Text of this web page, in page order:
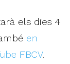
els dies 4
en
FBCV.